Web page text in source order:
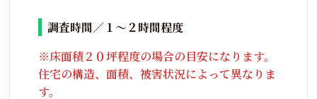
調査時間／１～２時間程度
※床面積２０坪程度の場合の目安になります。
住宅の構造、面積、被害状況によって異なりま
す。